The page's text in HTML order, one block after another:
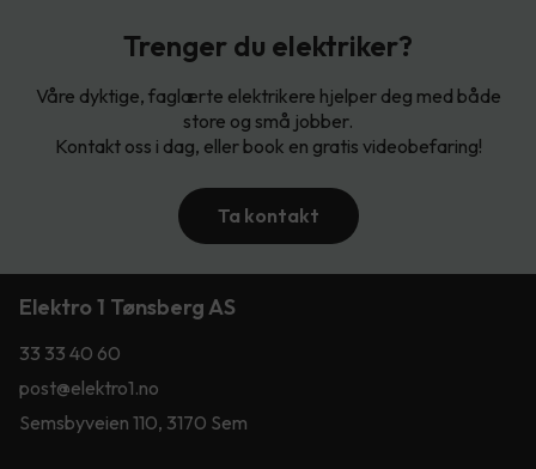
Trenger du elektriker?
Våre dyktige, faglærte elektrikere hjelper deg med både
store og små jobber.
Kontakt oss i dag, eller book en gratis videobefaring!
Ta kontakt
Elektro 1 Tønsberg AS
33 33 40 60
post@elektro1.no
Semsbyveien 110, 3170 Sem